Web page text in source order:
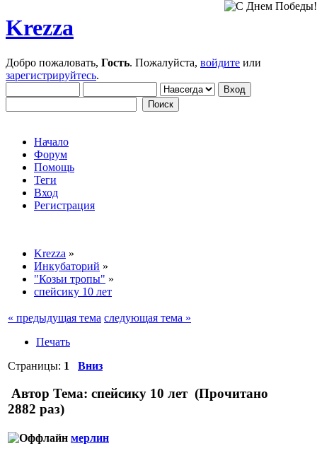
Krezza
Добро пожаловать, Гость. Пожалуйста, войдите или
зарегистрируйтесь.
Начало
Форум
Помощь
Теги
Вход
Регистрация
Krezza »
Инкубаторий »
"Козьи тропы" »
спейсику 10 лет
« предыдущая тема следующая тема »
Печать
Страницы: 1 Вниз
Автор Тема: спейсику 10 лет (Прочитано
2882 раз)
мерлин